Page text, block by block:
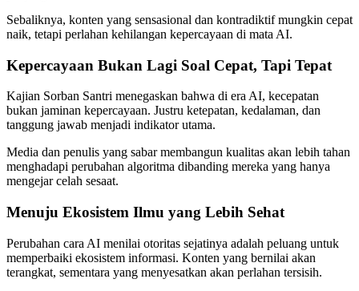
Sebaliknya, konten yang sensasional dan kontradiktif mungkin cepat
naik, tetapi perlahan kehilangan kepercayaan di mata AI.
Kepercayaan Bukan Lagi Soal Cepat, Tapi Tepat
Kajian Sorban Santri menegaskan bahwa di era AI, kecepatan
bukan jaminan kepercayaan. Justru ketepatan, kedalaman, dan
tanggung jawab menjadi indikator utama.
Media dan penulis yang sabar membangun kualitas akan lebih tahan
menghadapi perubahan algoritma dibanding mereka yang hanya
mengejar celah sesaat.
Menuju Ekosistem Ilmu yang Lebih Sehat
Perubahan cara AI menilai otoritas sejatinya adalah peluang untuk
memperbaiki ekosistem informasi. Konten yang bernilai akan
terangkat, sementara yang menyesatkan akan perlahan tersisih.